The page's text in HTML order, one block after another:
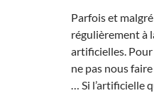
Parfois et
régulièrement à
artificielles.
ne pas nous
… Si l’artificielle